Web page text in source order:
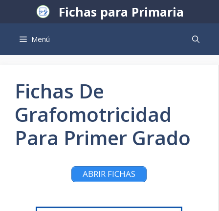
Fichas para Primaria
Menú
Fichas De
Grafomotricidad
Para Primer Grado
ABRIR FICHAS